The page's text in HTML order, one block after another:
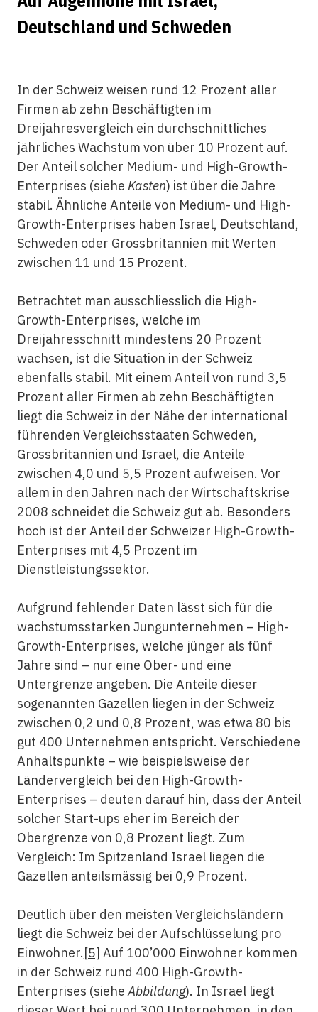
Deutschland und Schweden
In der Schweiz weisen rund 12 Prozent aller
Firmen ab zehn Beschäftigten im
Dreijahresvergleich ein durchschnittliches
jährliches Wachstum von über 10 Prozent auf.
Der Anteil solcher Medium- und High-Growth-
Enterprises (siehe Kasten) ist über die Jahre
stabil. Ähnliche Anteile von Medium- und High-
Growth-Enterprises haben Israel, Deutschland,
Schweden oder Grossbritannien mit Werten
zwischen 11 und 15 Prozent.
Betrachtet man ausschliesslich die High-
Growth-Enterprises, welche im
Dreijahresschnitt mindestens 20 Prozent
wachsen, ist die Situation in der Schweiz
ebenfalls stabil. Mit einem Anteil von rund 3,5
Prozent aller Firmen ab zehn Beschäftigten
liegt die Schweiz in der Nähe der international
führenden Vergleichsstaaten Schweden,
Grossbritannien und Israel, die Anteile
zwischen 4,0 und 5,5 Prozent aufweisen. Vor
allem in den Jahren nach der Wirtschaftskrise
2008 schneidet die Schweiz gut ab. Besonders
hoch ist der Anteil der Schweizer High-Growth-
Enterprises mit 4,5 Prozent im
Dienstleistungssektor.
Aufgrund fehlender Daten lässt sich für die
wachstumsstarken Jungunternehmen – High-
Growth-Enterprises, welche jünger als fünf
Jahre sind – nur eine Ober- und eine
Untergrenze angeben. Die Anteile dieser
sogenannten Gazellen liegen in der Schweiz
zwischen 0,2 und 0,8 Prozent, was etwa 80 bis
gut 400 Unternehmen entspricht. Verschiedene
Anhaltspunkte – wie beispielsweise der
Ländervergleich bei den High-Growth-
Enterprises – deuten darauf hin, dass der Anteil
solcher Start-ups eher im Bereich der
Obergrenze von 0,8 Prozent liegt. Zum
Vergleich: Im Spitzenland Israel liegen die
Gazellen anteilsmässig bei 0,9 Prozent.
Deutlich über den meisten Vergleichsländern
liegt die Schweiz bei der Aufschlüsselung pro
Einwohner.[5] Auf 100’000 Einwohner kommen
in der Schweiz rund 400 High-Growth-
Enterprises (sieheAbbildung). In Israel liegt